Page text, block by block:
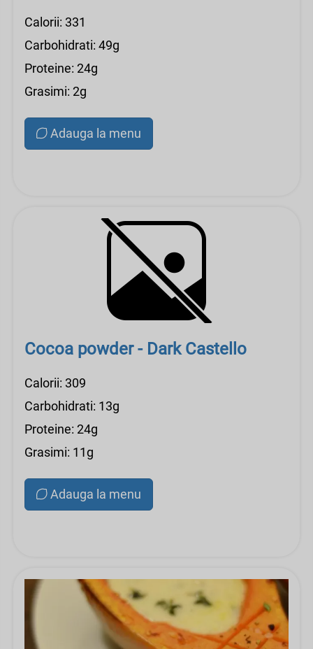
Calorii: 331
Carbohidrati: 49g
Proteine: 24g
Grasimi: 2g
Adauga la menu
Cocoa powder - Dark Castello
Calorii: 309
Carbohidrati: 13g
Proteine: 24g
Grasimi: 11g
Adauga la menu